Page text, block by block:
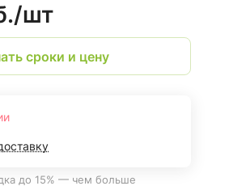
шт
сроки и цену
до 15% — чем больше